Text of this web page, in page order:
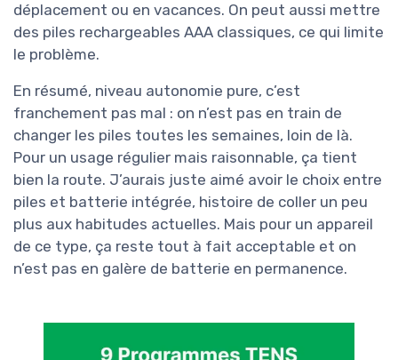
déplacement ou en vacances. On peut aussi mettre
des piles rechargeables AAA classiques, ce qui limite
le problème.
En résumé, niveau autonomie pure, c’est
franchement pas mal : on n’est pas en train de
changer les piles toutes les semaines, loin de là.
Pour un usage régulier mais raisonnable, ça tient
bien la route. J’aurais juste aimé avoir le choix entre
piles et batterie intégrée, histoire de coller un peu
plus aux habitudes actuelles. Mais pour un appareil
de ce type, ça reste tout à fait acceptable et on
n’est pas en galère de batterie en permanence.